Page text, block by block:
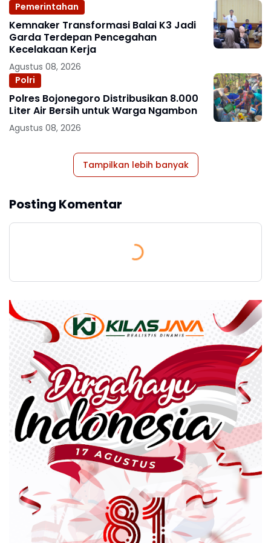
Pemerintahan
Kemnaker Transformasi Balai K3 Jadi
Garda Terdepan Pencegahan
Kecelakaan Kerja
Agustus 08, 2026
Polri
Polres Bojonegoro Distribusikan 8.000
Liter Air Bersih untuk Warga Ngambon
Agustus 08, 2026
Tampilkan lebih banyak
Posting Komentar